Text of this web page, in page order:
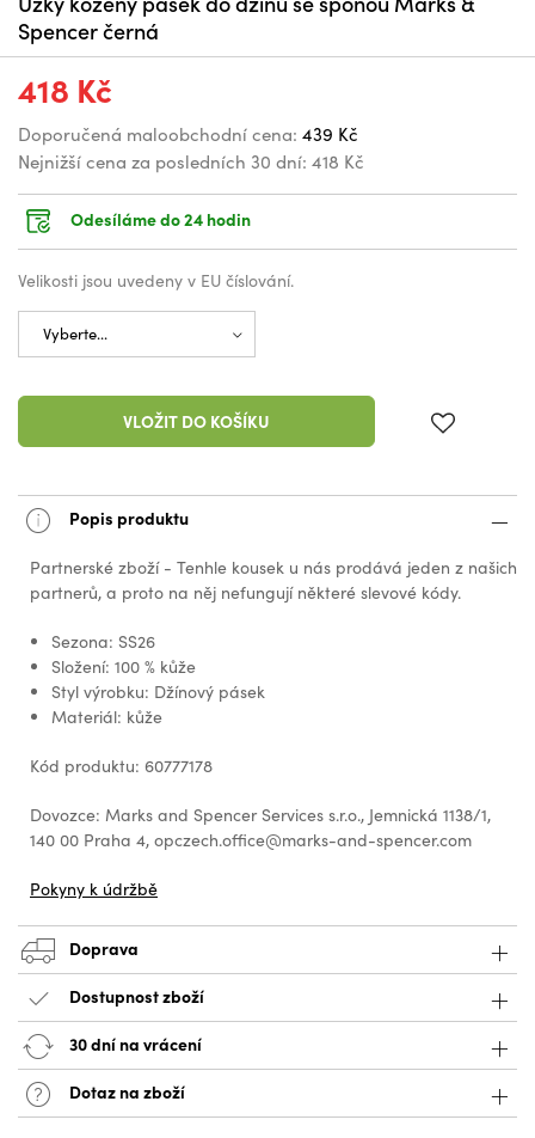
Spencer černá
418 Kč
Doporučená maloobchodní cena: 439 Kč
Nejnižší cena za posledních 30 dní: 418 Kč
Odesíláme do 24 hodin
Velikosti jsou uvedeny v EU číslování.
VLOŽIT DO KOŠÍKU
Popis produktu
Partnerské zboží - Tenhle kousek u nás prodává jeden z našich
partnerů, a proto na něj nefungují některé slevové kódy.
Sezona: SS26
Složení: 100 % kůže
Styl výrobku: Džínový pásek
Materiál: kůže
Kód produktu: 60777178
Dovozce: Marks and Spencer Services s.r.o., Jemnická 1138/1,
140 00 Praha 4, opczech.office@marks-and-spencer.com
Pokyny k údržbě
Doprava
Dostupnost zboží
30 dní na vrácení
Dotaz na zboží